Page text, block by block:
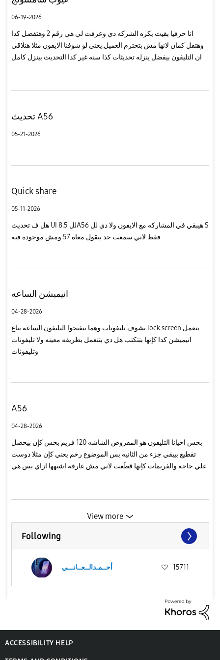
06-19-2026
انا حرفيا بقيت بكره الشركه دي وعرفت لي هي رقم 2 وهتفضل كدا
وهتقل كمان لانها مش بتحترم العميل.يعني لو شوفنا الايفون مثلا هنلاقي
ان التليفون بيفضل ينزله تحديثات كذا سنه غير كدا التحديث بينزل كامل
تحديث A56
05-21-2026
Quick share
05-11-2026
هل ف تحديث UI 8.5 للA56 هيبقي في المشاركه مع الايفون ولا دي لل S
فقط لاني سمعت حد بيقول معاه 57 ومش موجوده فيه
انيميشن الساعه
04-28-2026
بشوف تليفونات وهما بيفتحوا التليفون الساعه بتاع lock screen بتعمل
انيميشن كدا كإنها بتتكتب هل دي بتتعمل بطريقه معينه ولا تليفونات
وتليفونات
A56
04-28-2026
بحس احيانا التليفون هو المفروض الشاشه 120 فريم بحس كإن بيحصل
تقطيع بيبقي جزء من الثانيه بس الموضوع رخم يعني كإن مثلا دوست
علي حاجه والفريمات كإنها قطّعت لاني مش عارفه اشبهها ازاي بس هي
View more
Following
أحــمـدالــعــانـــي 15711
ACCESSIBILITY HELP